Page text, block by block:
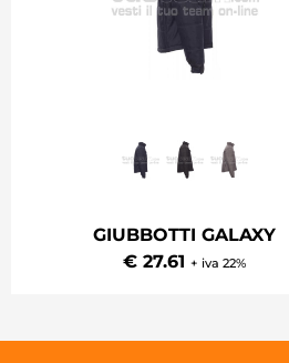
GIUBBOTTI GALAXY
€ 27.61 + iva 22%